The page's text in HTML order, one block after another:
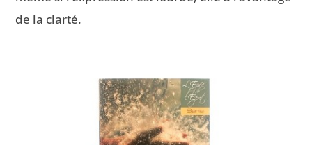
de la clarté.